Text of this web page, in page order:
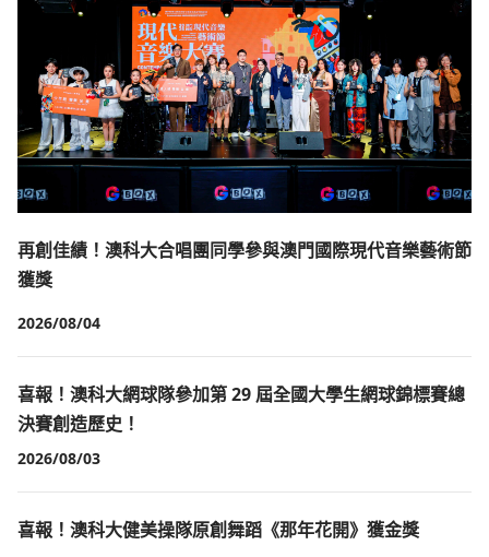
再創佳績！澳科大合唱團同學參與澳門國際現代音樂藝術節
獲獎
2026/08/04
喜報！澳科大網球隊參加第 29 屆全國大學生網球錦標賽總
決賽創造歷史！
2026/08/03
喜報！澳科大健美操隊原創舞蹈《那年花開》獲金獎